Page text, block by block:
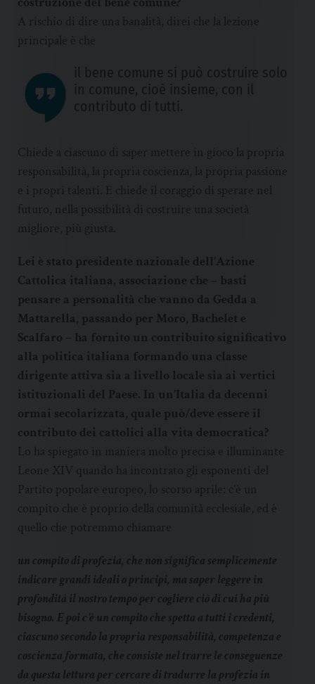
il bene comune si può costruire solo
Chiede a ciascuno di saper mettere in gioco la propria
responsabilità, la propria coscienza, la propria passione
e i propri talenti. E chiede il coraggio di sperare nel
futuro, nella possibilità di costruire una società
migliore, più giusta.
Lei è stato presidente nazionale dell’Azione
Cattolica italiana, associazione che – basti
pensare a personalità che vanno da Gedda a
Mattarella, passando per Moro, Bachelet e
Scalfaro – ha fornito un contribuito significativo
alla politica italiana formando una classe
dirigente attiva sia a livello locale sia ai vertici
istituzionali del Paese. In un’Italia da decenni
ormai secolarizzata, quale può/deve essere il
contributo dei cattolici alla vita democratica?
Lo ha spiegato in maniera molto precisa e illuminante
Leone XIV quando ha incontrato gli esponenti del
Partito popolare europeo, lo scorso aprile: c’è un
compito che è proprio della comunità ecclesiale, ed è
quello che potremmo chiamare
un compito di profezia, che non significa semplicemente
indicare grandi ideali o principi, ma saper leggere in
profondità il nostro tempo per cogliere ciò di cui ha più
bisogno. E poi c’è un compito che spetta a tutti i credenti,
ciascuno secondo la propria responsabilità, competenza e
coscienza formata, che consiste nel trarre le conseguenze
da questa lettura per cercare di tradurre la profezia in